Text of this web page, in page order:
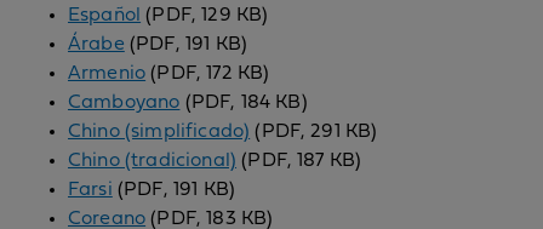
Español (PDF, 129 KB)
Árabe (PDF, 191 KB)
Armenio (PDF, 172 KB)
Camboyano (PDF, 184 KB)
Chino (simplificado) (PDF, 291 KB)
Chino (tradicional) (PDF, 187 KB)
Farsi (PDF, 191 KB)
Coreano (PDF, 183 KB)